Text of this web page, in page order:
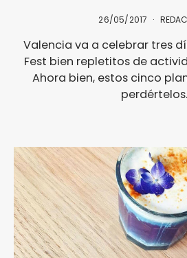
26/05/2017
Valencia va a celebrar tres
Fest bien repletitos de
Ahora bien, estos cinco
perdértelos.